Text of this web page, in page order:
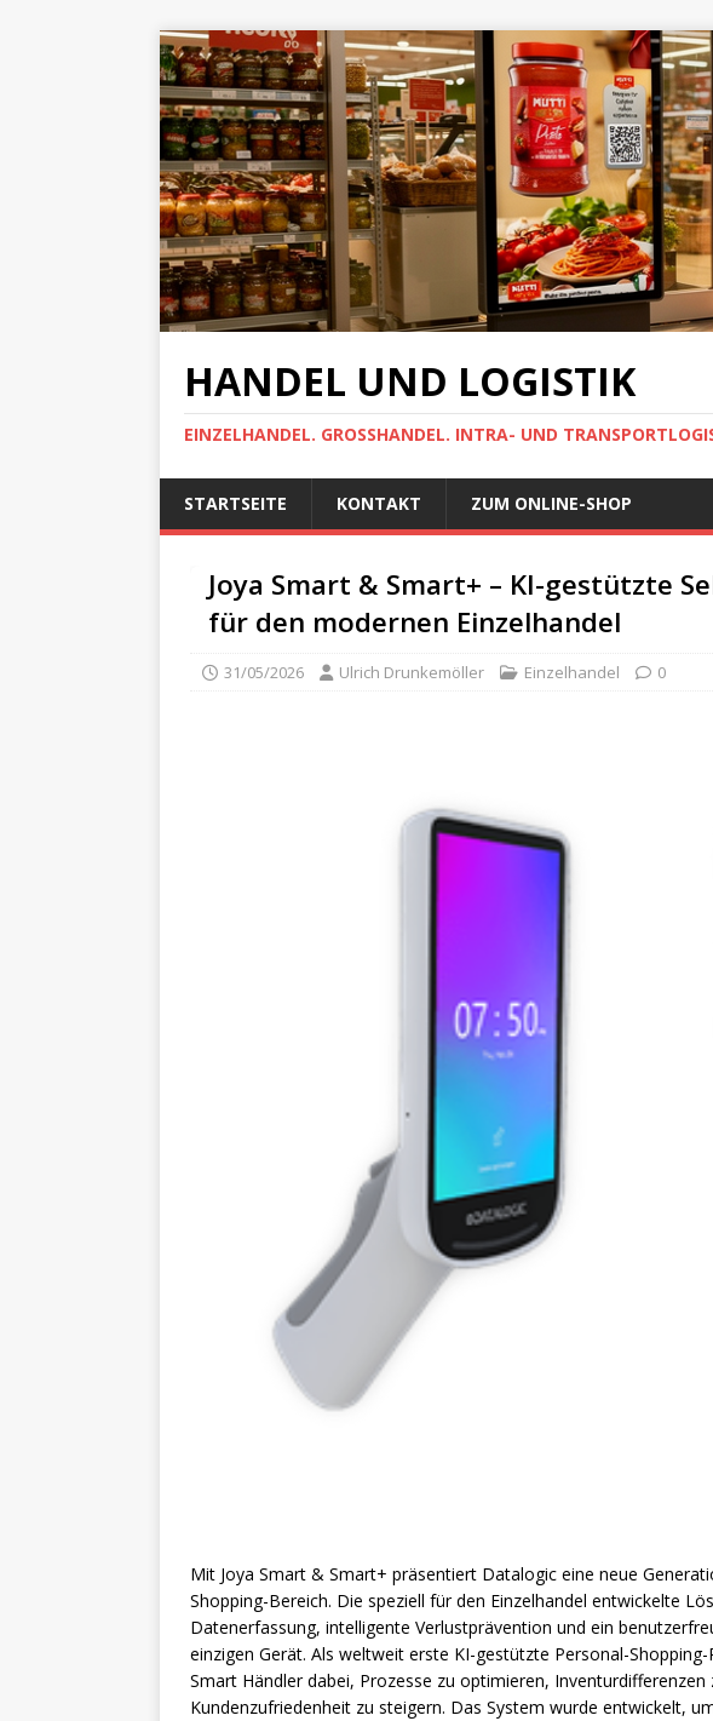
HANDEL UND LOGISTIK
EINZELHANDEL. GROSSHANDEL. INTRA- UND
STARTSEITE KONTAKT ZUM ONLINE-SHOP
Joya Smart & Smart+ – KI-gestützte
für den modernen Einzelhandel
31/05/2026 Ulrich Drunkemöller Einzelhandel 0
Mit Joya Smart & Smart+ präsentiert Datalogic eine neue
Shopping-Bereich. Die speziell für den Einzelhandel entwickelte
Datenerfassung, intelligente Verlustprävention und ein
einzigen Gerät. Als weltweit erste KI-gestützte Personal-
Smart Händler dabei, Prozesse zu optimieren, Inventurdifferenzen
Kundenzufriedenheit zu steigern. Das System wurde entwickelt,